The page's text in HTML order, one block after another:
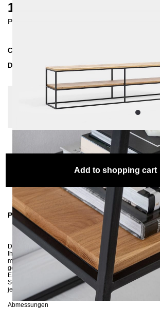
1395 €
Prices incl. VAT
Collection
Delivery Time
3-4 weeks| del. 30. Aug
Change configuration
Wood: Oak slightly knotty, Color:
Add to shopping cart
Product information
Der zwei Meter langeTV Lowboard OSSA
ist ein
Ihre Multimedia-Geräte und vieles mehr,
mit seinem modernen Aussehen zu bereichern.
gehaltenen Gestells aus pulverbeschichtetem
Eichenholz besonders gut zur Geltung.
Die
Seitenteile und ohne Rückwand wirkt
sehr
jede
Einrichtung ausgezeichnet ein.
Abmessungen